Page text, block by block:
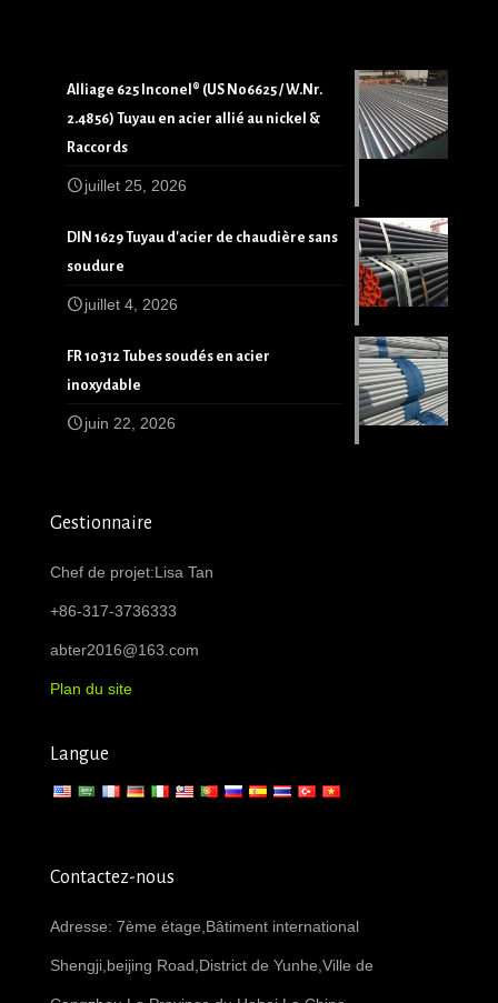
Alliage 625 Inconel® (US N06625 / W.Nr.
2.4856) Tuyau en acier allié au nickel &
Raccords
juillet 25, 2026
DIN 1629 Tuyau d'acier de chaudière sans
soudure
juillet 4, 2026
FR 10312 Tubes soudés en acier
inoxydable
juin 22, 2026
Gestionnaire
Chef de projet:Lisa Tan
+86-317-3736333
abter2016@163.com
Plan du site
Langue
Contactez-nous
Adresse: 7ème étage,Bâtiment international
Shengji,beijing Road,District de Yunhe,Ville de